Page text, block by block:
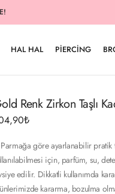
HAL HAL PIERCING
Renk Zirkon Taşlı
₺
göre ayarlanabilir pratik
için, parfüm, su,
edilir. Dikkatli kullanımda
kararma, bozulma